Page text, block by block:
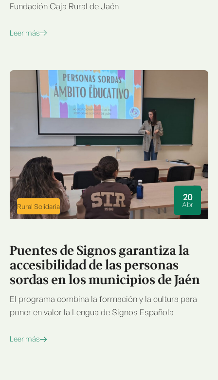
Fundación Caja Rural de Jaén
Leer más
Rural Solidaria
20
Abr
Puentes de Signos garantiza la
accesibilidad de las personas
sordas en los municipios de Jaén
El programa combina la formación y la cultura para
poner en valor la Lengua de Signos Española
Leer más